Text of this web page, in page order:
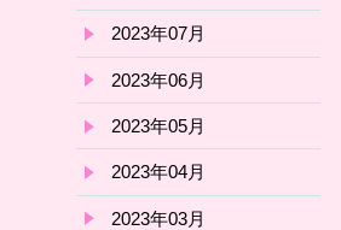
2023年07月
2023年06月
2023年05月
2023年04月
2023年03月